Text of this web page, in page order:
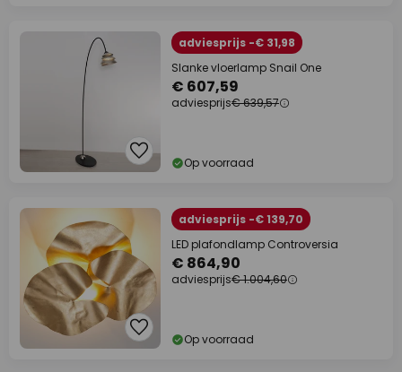
adviesprijs -€ 31,98
Slanke vloerlamp Snail One
€ 607,59
adviesprijs€ 639,57
Op voorraad
adviesprijs -€ 139,70
LED plafondlamp Controversia
€ 864,90
adviesprijs€ 1.004,60
Op voorraad